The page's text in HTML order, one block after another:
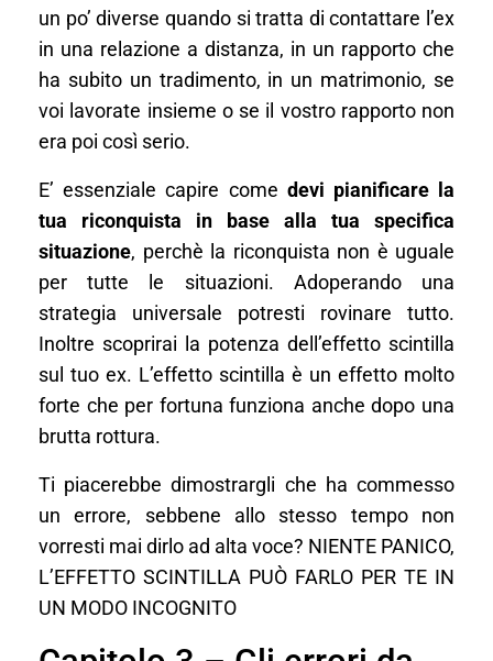
un po’ diverse quando si tratta di contattare l’ex
in una relazione a distanza, in un rapporto che
ha subito un tradimento, in un matrimonio, se
voi lavorate insieme o se il vostro rapporto non
era poi così serio.
E’ essenziale capire come devi pianificare la
tua riconquista in base alla tua specifica
situazione, perchè la riconquista non è uguale
per tutte le situazioni. Adoperando una
strategia universale potresti rovinare tutto.
Inoltre scoprirai la potenza dell’effetto scintilla
sul tuo ex. L’effetto scintilla è un effetto molto
forte che per fortuna funziona anche dopo una
brutta rottura.
Ti piacerebbe dimostrargli che ha commesso
un errore, sebbene allo stesso tempo non
vorresti mai dirlo ad alta voce? NIENTE PANICO,
L’EFFETTO SCINTILLA PUÒ FARLO PER TE IN
UN MODO INCOGNITO